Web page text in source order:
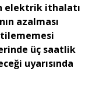
elektrik ithalatı
azalması
üç saatlik
uyarısında